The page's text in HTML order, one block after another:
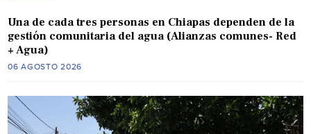
Una de cada tres personas en Chiapas dependen de la
gestión comunitaria del agua (Alianzas comunes- Red
+ Agua)
06 AGOSTO 2026